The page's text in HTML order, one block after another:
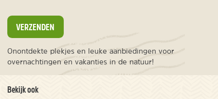
VERZENDEN
Onontdekte plekjes en leuke aanbiedingen voor
overnachtingen en vakanties in de natuur!
Bekijk ook